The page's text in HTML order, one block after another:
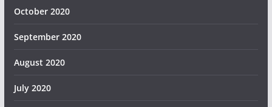
October 2020
September 2020
August 2020
July 2020